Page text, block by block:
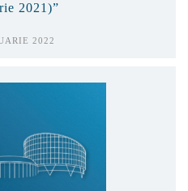
2021)”
2022